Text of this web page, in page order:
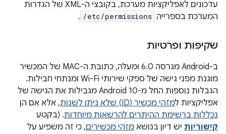
עדכונים לאפליקציות מערכת, בקובצי ה-XML של הגדרות
המערכת בספרייה /etc/permissions
.
שקיפות ופרטיות
ב-Android מגרסה 6.0 ומעלה, כתובת ה-MAC של המכשיר
מוגנת מפני גישה של ספקי שירותי Wi-Fi ומנתחי חבילות.
הגבלות נוספות החל מ-Android 10 מגבילות את הגישה של
אפליקציות למזהי מכשיר (ID) שלא ניתן לשנות
, אלא אם הן
נכללות ברשימת ההיתרים להרשאות מיוחדות. (בקטע
קישוריות יש דיון בנושא מזהי מכשירים, כי זה משפיע על